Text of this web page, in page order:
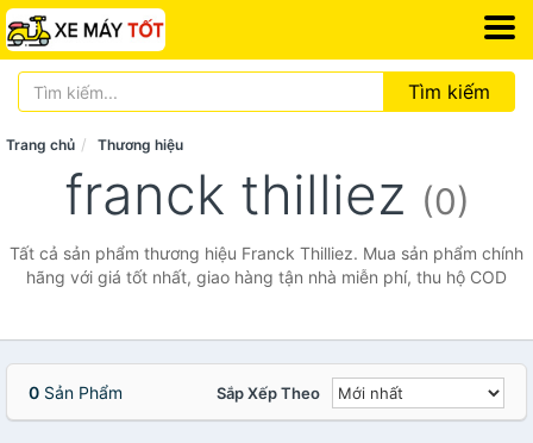
Tìm kiếm
Trang chủ Thương hiệu
franck thilliez (0)
Tất cả sản phẩm thương hiệu Franck Thilliez. Mua sản phẩm chính
hãng với giá tốt nhất, giao hàng tận nhà miễn phí, thu hộ COD
0 Sản Phẩm Sắp Xếp Theo